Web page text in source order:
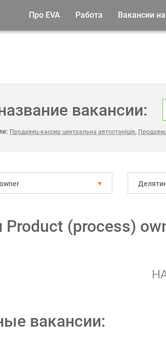
Про EVA Работа Вакансии
вакансии:
Продавец-кассир центральна автостаніція,
Рroduct (process)
вакансии: